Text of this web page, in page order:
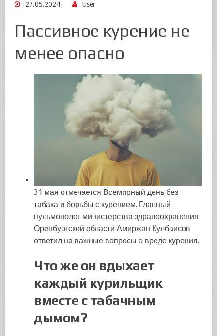
27.05.2024 User
Пассивное курение не
менее опасно
31 мая отмечается Всемирный день без
табака и борьбы с курением. Главный
пульмонолог министерства здравоохранения
Оренбургской области Амиржан Кулбаисов
ответил на важные вопросы о вреде курения.
Что же он вдыхает
каждый курильщик
вместе с табачным
дымом?